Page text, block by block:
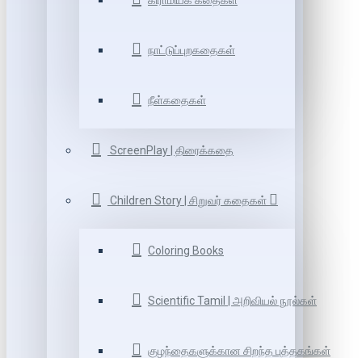
நாட்டுப்புறகதைகள்
நீள்கதைகள்
ScreenPlay | திரைக்கதை
Children Story | சிறுவர் கதைகள்
Coloring Books
Scientific Tamil | அறிவியல் நூல்கள்
குழந்தைகளுக்கான சிறந்த புத்தகங்கள்